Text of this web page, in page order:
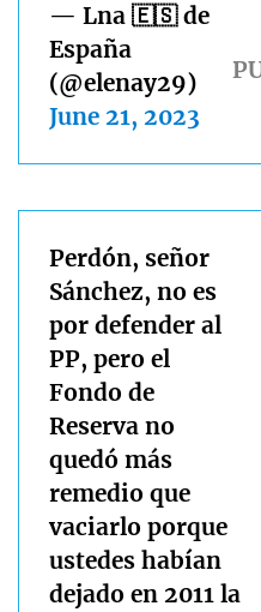
— Lna 🇪🇸 de
España
(@elenay29)
June 21, 2023
Perdón, señor
Sánchez, no es
por defender al
PP, pero el
Fondo de
Reserva no
quedó más
remedio que
vaciarlo porque
ustedes habían
dejado en 2011 la